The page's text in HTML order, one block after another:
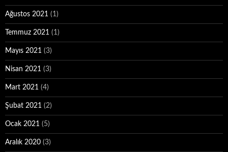
Ağustos 2021 (1)
Temmuz 2021 (1)
Mayıs 2021 (3)
Nisan 2021 (3)
Mart 2021 (4)
Şubat 2021 (2)
Ocak 2021 (5)
Aralık 2020 (3)